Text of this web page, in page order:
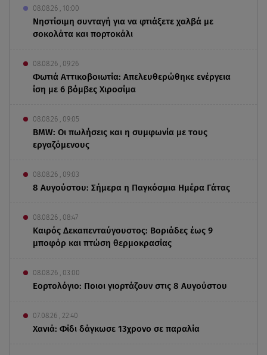
08.08.26 , 10:00
Νηστίσιμη συνταγή για να φτιάξετε χαλβά με
σοκολάτα και πορτοκάλι
08.08.26 , 09:26
Φωτιά Αττικοβοιωτία: Απελευθερώθηκε ενέργεια
ίση με 6 βόμβες Χιροσίμα
08.08.26 , 09:05
BMW: Οι πωλήσεις και η συμφωνία με τους
εργαζόμενους
08.08.26 , 09:03
8 Αυγούστου: Σήμερα η Παγκόσμια Ημέρα Γάτας
08.08.26 , 08:47
Καιρός Δεκαπενταύγουστος: Βοριάδες έως 9
μποφόρ και πτώση θερμοκρασίας
08.08.26 , 03:00
Εορτολόγιο: Ποιοι γιορτάζουν στις 8 Αυγούστου
07.08.26 , 22:40
Χανιά: Φίδι δάγκωσε 13χρονο σε παραλία